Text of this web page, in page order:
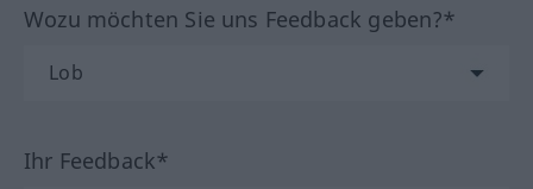
Wozu möchten Sie uns Feedback geben?*
Ihr Feedback*